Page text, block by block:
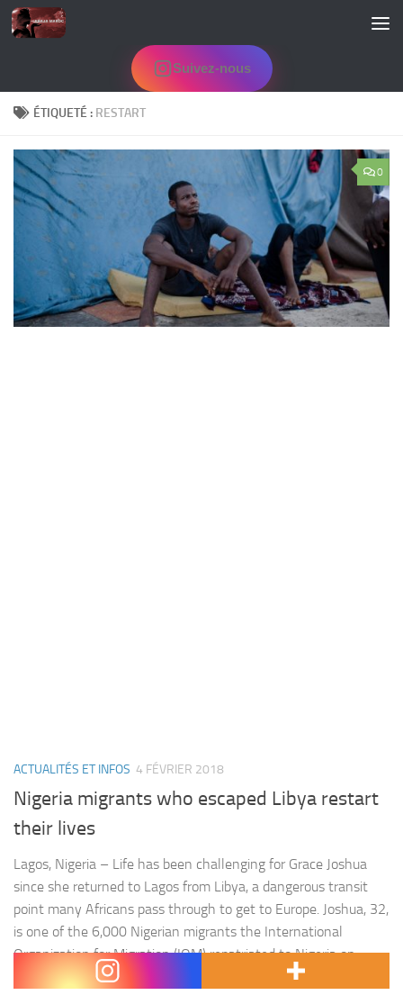
Skip to content
Suivez-nous
ÉTIQUETÉ : RESTART
0
ACTUALITÉS ET INFOS 4 FÉVRIER 2018
Nigeria migrants who escaped Libya restart
their lives
Lagos, Nigeria – Life has been challenging for Grace Joshua
since she returned to Lagos from Libya, a dangerous transit
point many Africans pass through to get to Europe. Joshua, 32,
is one of the 6,000 Nigerian migrants the International
Organization for Migration (IOM) repatriated to Nigeria on
a chartered flight from Libya after reports of endemic abuse…